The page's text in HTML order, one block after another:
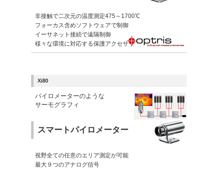
非接触で二次元の温度測定475～1700℃
フォーカス含めソフトウェアで制御
イーサネット接続で遠隔制御
様々な環境に対応する保護アクセサリ
Xi80
パイロメーターのような
サーモグラフィ
スマートパイロメーター
視野全ての任意のエリア測定が可能
最大９つのアナログ信号